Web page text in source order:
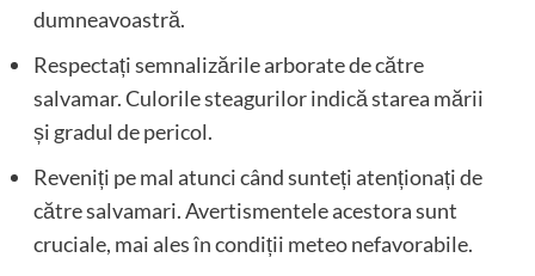
dumneavoastră.
Respectați semnalizările arborate de către
salvamar. Culorile steagurilor indică starea mării
și gradul de pericol.
Reveniți pe mal atunci când sunteți atenționați de
către salvamari. Avertismentele acestora sunt
cruciale, mai ales în condiții meteo nefavorabile.